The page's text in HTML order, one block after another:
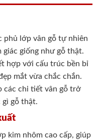
phủ lớp vân gỗ tự nhiên
giác giống như gỗ thật.
hợp với cấu trúc bền bỉ
mắt vừa chắc chắn.
các chi tiết vân gỗ trở
gì gỗ thật.
kim nhôm cao cấp, giúp